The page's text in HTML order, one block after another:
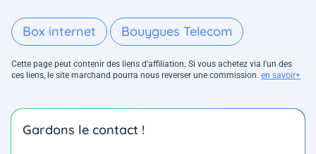
Box internet Bouygues Telecom
Cette page peut contenir des liens d’affiliation. Si vous achetez via l'un des
ces liens, le site marchand pourra nous reverser une commission. en savoir+
Gardons le contact !